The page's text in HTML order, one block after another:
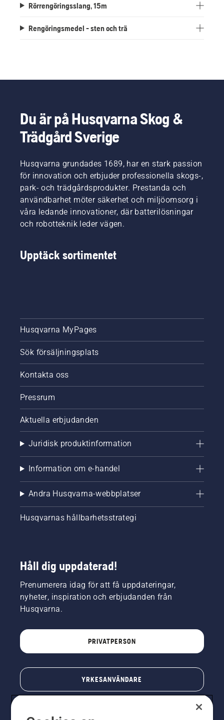
Rörrengöringsslang, 15m
Rengöringsmedel - sten och trä
Du är på Husqvarna Skog &
Trädgård Sverige
Husqvarna grundades 1689, har en stark passion
för innovation och erbjuder professionella skogs-,
park- och trädgårdsprodukter. Prestanda och
användbarhet möter säkerhet och miljöomsorg i
våra ledande innovationer, där batterilösningar
och robotteknik leder vägen.
Upptäck sortimentet
Husqvarna MyPages
Sök försäljningsplats
Kontakta oss
Pressrum
Aktuella erbjudanden
Juridisk produktinformation
Information om e-handel
Andra Husqvarna-webbplatser
Husqvarnas hållbarhetsstrategi
Håll dig uppdaterad!
Prenumerera idag för att få uppdateringar,
nyheter, inspiration och erbjudanden från
Husqvarna.
PRIVATPERSON
YRKESANVÄNDARE